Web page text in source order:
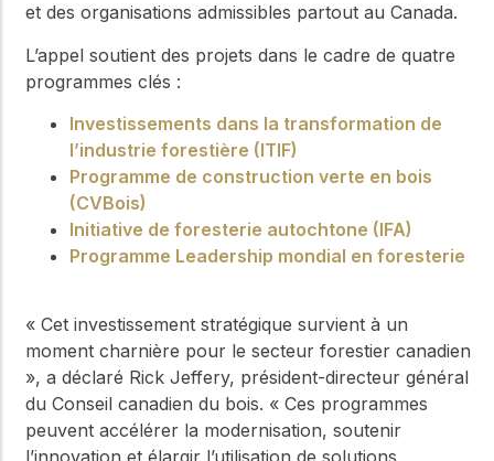
et des organisations admissibles partout au Canada.
L’appel soutient des projets dans le cadre de quatre
programmes clés :
Investissements dans la transformation de
l’industrie forestière (ITIF)
Programme de construction verte en bois
(CVBois)
Initiative de foresterie autochtone (IFA)
Programme Leadership mondial en foresterie
« Cet investissement stratégique survient à un
moment charnière pour le secteur forestier canadien
», a déclaré Rick Jeffery, président-directeur général
du Conseil canadien du bois. « Ces programmes
peuvent accélérer la modernisation, soutenir